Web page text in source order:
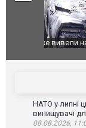
Вийшов
НАТО у липні
винищувачі
08.08.2026,